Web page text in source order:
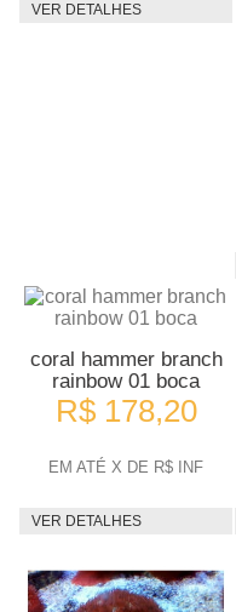
VER DETALHES
coral hammer branch
rainbow 01 boca
R$ 178,20
EM ATÉ X DE R$ INF
VER DETALHES